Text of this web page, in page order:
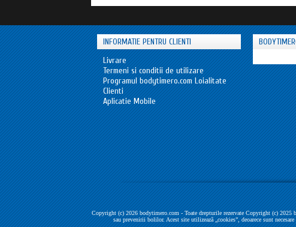
INFORMATIE PENTRU CLIENTI
Livrare
Termeni si conditii de utilizare
Programul bodytimero.com Loialitate
Clienti
Aplicatie Mobile
Copyright (c) 2026 bodytimero.com - Toate drepturile rezervate Copyright (c) 2025
sau prevenirii bolilor. Acest site utilizează „cookies”, deoarece sunt